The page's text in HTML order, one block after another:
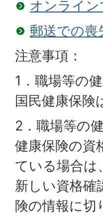
オンライン
郵送での喪
注意事項：
1．職場等の
国民健康保険
2．職場等の
健康保険の資
ている場合は
新しい資格確
険の情報に切